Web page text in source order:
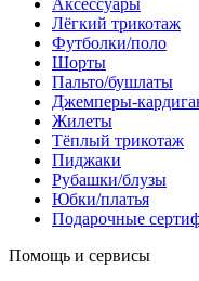
Лёгкий трикотаж
Футболки/поло
Шорты
Пальто/бушлаты
Джемперы-
Жилеты
Тёплый трикотаж
Пиджаки
Рубашки/блузы
Юбки/платья
Подарочные
Помощь и сервисы